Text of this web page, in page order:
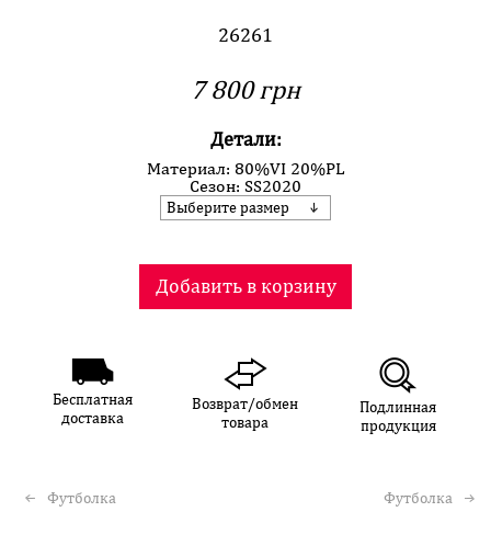
26261
7 800 грн
Детали:
Материал: 80%VI 20%PL
Сезон: SS2020
Выберите размер
Добавить в корзину
Бесплатная
доставка
Возврат/обмен
товара
Подлинная
продукция
Футболка Футболка